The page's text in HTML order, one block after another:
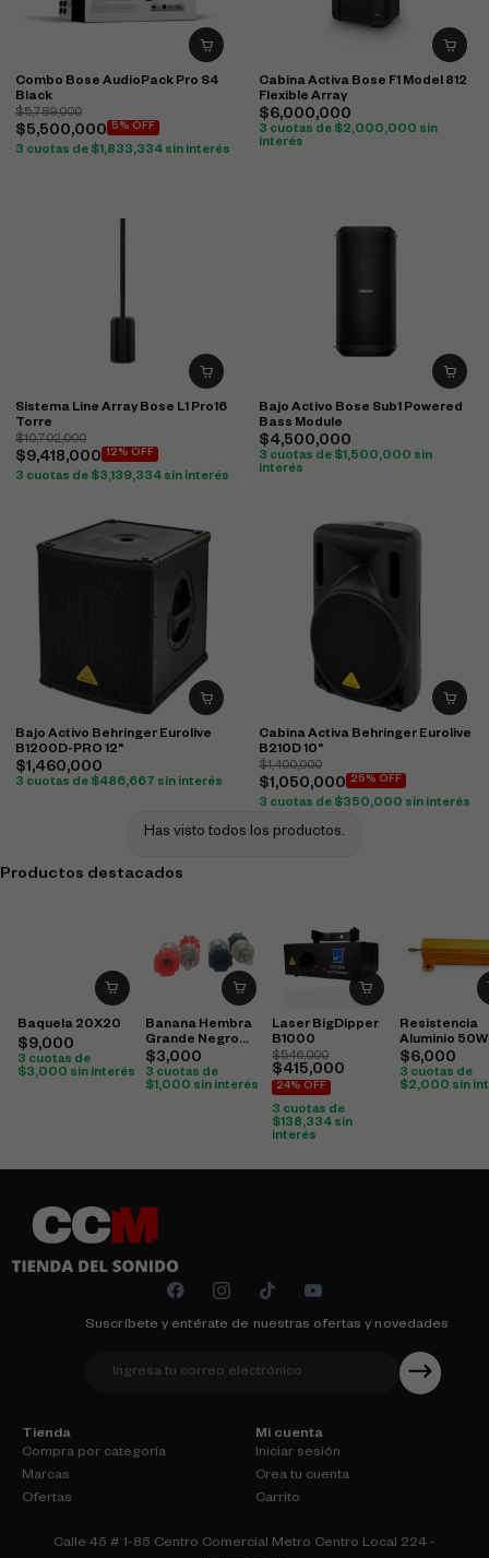
Combo Bose AudioPack Pro S4
Black
$5,789,000
$5,500,000 5% OFF
3 cuotas de $1,833,334 sin interés
Cabina Activa Bose F1 Model 812
Flexible Array
$6,000,000
3 cuotas de $2,000,000 sin
interés
Sistema Line Array Bose L1 Pro16
Torre
$10,702,000
$9,418,000 12% OFF
3 cuotas de $3,139,334 sin interés
Bajo Activo Bose Sub1 Powered
Bass Module
$4,500,000
3 cuotas de $1,500,000 sin
interés
Bajo Activo Behringer Eurolive
B1200D-PRO 12"
$1,460,000
3 cuotas de $486,667 sin interés
Cabina Activa Behringer Eurolive
B210D 10"
$1,400,000
$1,050,000 25% OFF
3 cuotas de $350,000 sin interés
Has visto todos los productos.
Productos destacados
Baquela 20X20
$9,000
3 cuotas de
$3,000 sin interés
Banana Hembra
Grande Negro
Rojo (Cobre)
$3,000
3 cuotas de
$1,000 sin interés
Laser BigDipper
B1000
$546,000
$415,000
24% OFF
3 cuotas de
$138,334 sin
interés
Resistencia
Aluminio
$6,000
3 cuotas de
$2,000 sin
Suscríbete y entérate de nuestras ofertas y novedades
Tienda
Compra por categoría
Marcas
Ofertas
Mi cuenta
Iniciar sesión
Crea tu cuenta
Carrito
Calle 45 # 1-85 Centro Comercial Metro Centro Local 224 -